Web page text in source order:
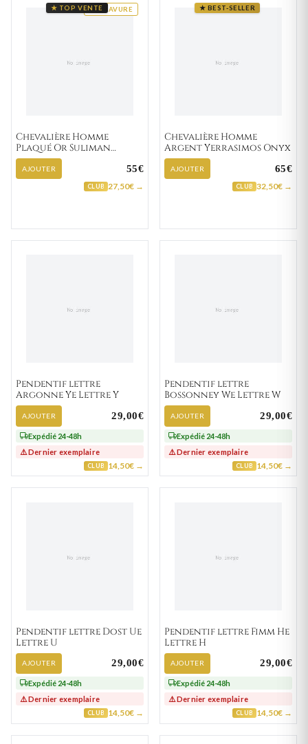
GRAVURE
★ TOP VENTE
Chevalière Homme
Plaqué Or Suliman
Zirconium
AJOUTER 55€
CLUB 27,50€ →
★ BEST-SELLER
Chevalière Homme
Argent Yerrasimos Onyx
AJOUTER 65€
CLUB 32,50€ →
Pendentif lettre
Argonne Ye Lettre Y
AJOUTER 29,00€
Expédié 24-48h
⚠️ Dernier exemplaire
CLUB 14,50€ →
Pendentif lettre
Bossonney We Lettre W
AJOUTER 29,00€
Expédié 24-48h
⚠️ Dernier exemplaire
CLUB 14,50€ →
Pendentif lettre Dost Ue
Lettre U
AJOUTER 29,00€
Expédié 24-48h
⚠️ Dernier exemplaire
CLUB 14,50€ →
Pendentif lettre Fimm He
Lettre H
AJOUTER 29,00€
Expédié 24-48h
⚠️ Dernier exemplaire
CLUB 14,50€ →